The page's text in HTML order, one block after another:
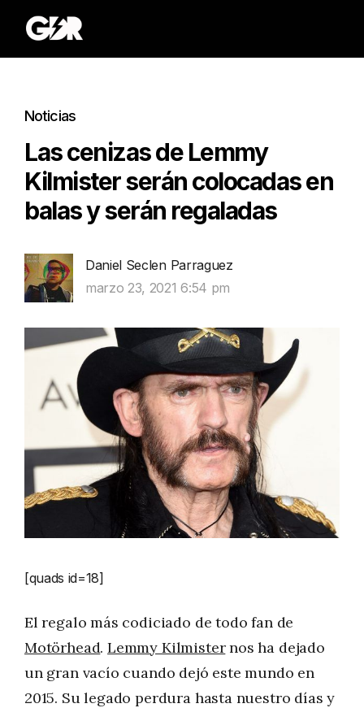
Noticias
Las cenizas de Lemmy
Kilmister serán colocadas en
balas y serán regaladas
Daniel Seclen Parraguez
marzo 23, 2021 6:54 pm
[quads id=18]
El regalo más codiciado de todo fan de
Motörhead.Lemmy Kilmisternos ha dejado
un gran vacío cuando dejó este mundo en
2015. Su legado perdura hasta nuestro días y